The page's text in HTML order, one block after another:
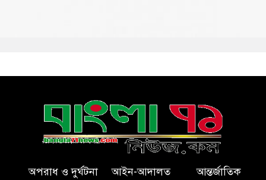
অপরাধ ও দুর্ঘটনা আইন-আদালত
আন্তর্জাতিক